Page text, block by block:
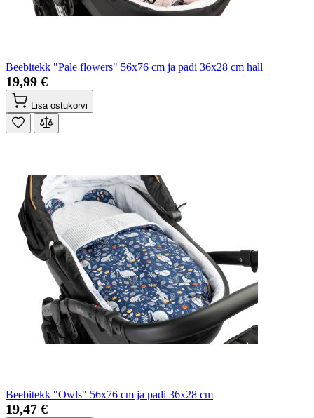
Beebitekk "Pale flowers" 56x76 cm ja padi 36x28 cm hall
19,99 €
Lisa ostukorvi
Beebitekk "Owls" 56x76 cm ja padi 36x28 cm
19,47 €